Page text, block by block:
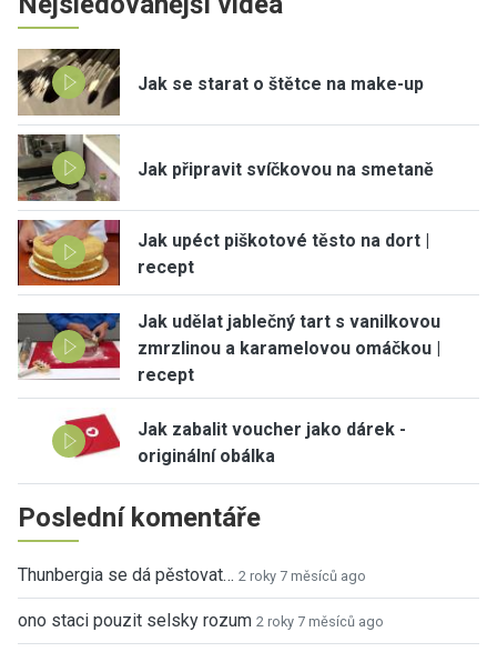
Jak se starat o štětce na make-up
Jak připravit svíčkovou na smetaně
Jak upéct piškotové těsto na dort |
recept
Jak udělat jablečný tart s vanilkovou
zmrzlinou a karamelovou omáčkou |
recept
Jak zabalit voucher jako dárek -
originální obálka
Poslední komentáře
Thunbergia se dá pěstovat… 2 roky 7 měsíců ago
ono staci pouzit selsky rozum 2 roky 7 měsíců ago